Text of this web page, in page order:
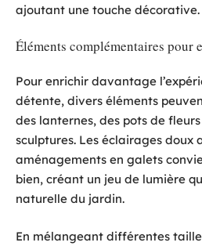
ajoutant une touche décorative.
Éléments complémentaires pour
Pour enrichir davantage
détente, divers éléments
des lanternes, des pots de
sculptures. Les éclairages doux
aménagements en galets
bien, créant un jeu de lumière
naturelle du jardin.
En mélangeant différentes